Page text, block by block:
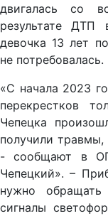
двигалась со
результате
девочка 13 лет
не
«С начала 2023
перекрестков
Чепецка
получили
- сообщают в
Чепецкий». –
нужно
сигналы